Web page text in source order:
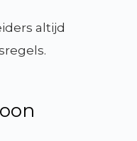
altijd